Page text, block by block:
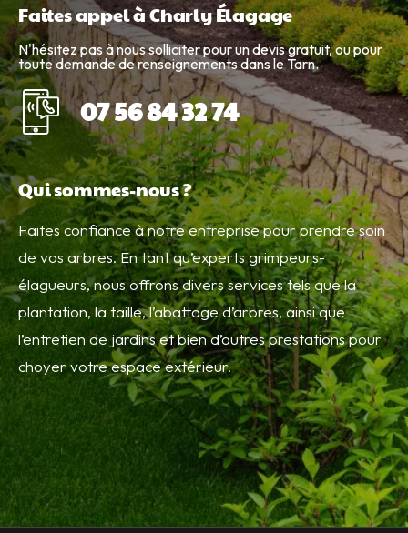
Faites appel à Charly Élagage
N'hésitez pas à nous solliciter pour un devis gratuit, ou pour
toute demande de renseignements dans le Tarn.
07 56 84 32 74
Qui sommes-nous ?
Faites confiance à notre entreprise pour prendre soin
de vos arbres. En tant qu’experts grimpeurs-
élagueurs, nous offrons divers services tels que la
plantation, la taille, l’abattage d’arbres, ainsi que
l’entretien de jardins et bien d’autres prestations pour
choyer votre espace extérieur.